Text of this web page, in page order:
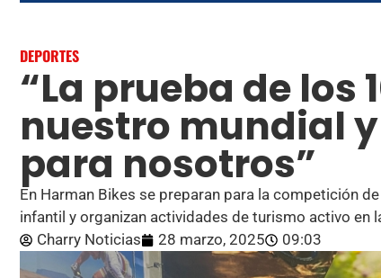
DEPORTES
“La prueba de los
nuestro mundial
para nosotros”
En Harman Bikes se preparan para la competición
infantil y organizan actividades de turismo activo en
Charry Noticias
28 marzo, 2025 09:03